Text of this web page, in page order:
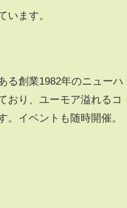
います。
る創業1982年のニューハ
おり、ユーモア溢れるコ
。イベントも随時開催。